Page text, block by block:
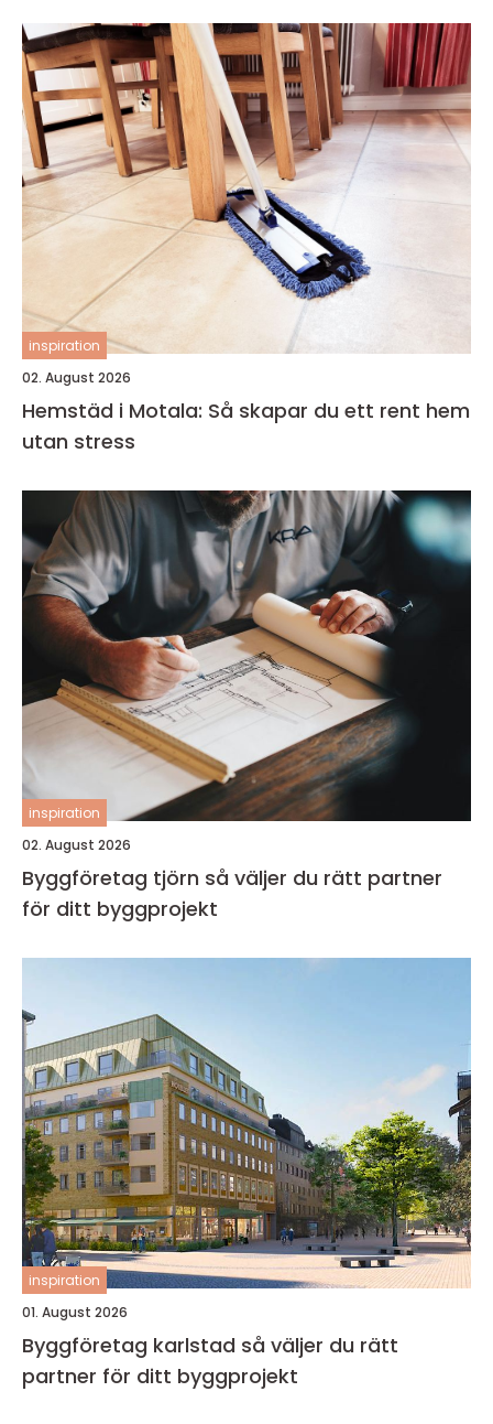
inspiration
02. August 2026
Hemstäd i Motala: Så skapar du ett rent hem
utan stress
inspiration
02. August 2026
Byggföretag tjörn så väljer du rätt partner
för ditt byggprojekt
inspiration
01. August 2026
Byggföretag karlstad så väljer du rätt
partner för ditt byggprojekt